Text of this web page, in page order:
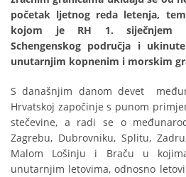
početak ljetnog reda letenja,
kojom je RH 1. siječnjem
Schengenskog područja i
unutarnjim kopnenim i morskim
S današnjim danom devet
Hrvatskoj započinje s punom
stečevine, a radi se o
Zagrebu, Dubrovniku, Splitu,
Malom Lošinju i Braču u
unutarnjim letovima, odnosno